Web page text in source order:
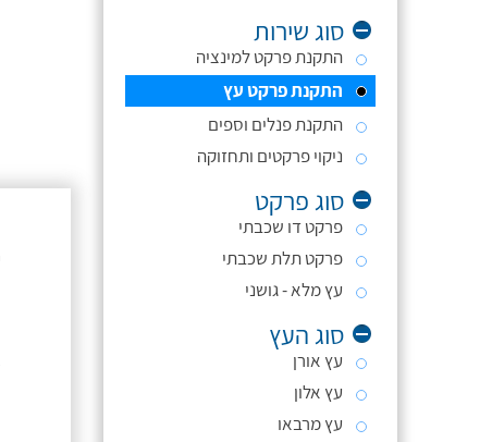
סוג שירות
התקנת פרקט למינציה
התקנת פרקט עץ
התקנת פנלים וספים
ניקוי פרקטים ותחזוקה
סוג פרקט
פרקט דו שכבתי
פרקט תלת שכבתי
עץ מלא - גושני
סוג העץ
עץ אורן
עץ אלון
עץ מרבאו